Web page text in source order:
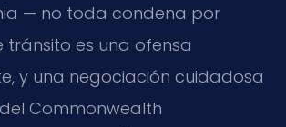
— no toda condena por
tránsito es una ofensa
y una negociación cuidadosa
Commonwealth